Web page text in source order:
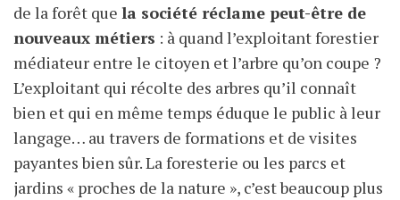
de la forêt que la société réclame peut-être de
nouveaux métiers : à quand l’exploitant forestier
médiateur entre le citoyen et l’arbre qu’on coupe ?
L’exploitant qui récolte des arbres qu’il connaît
bien et qui en même temps éduque le public à leur
langage… au travers de formations et de visites
payantes bien sûr. La foresterie ou les parcs et
jardins « proches de la nature », c’est beaucoup plus